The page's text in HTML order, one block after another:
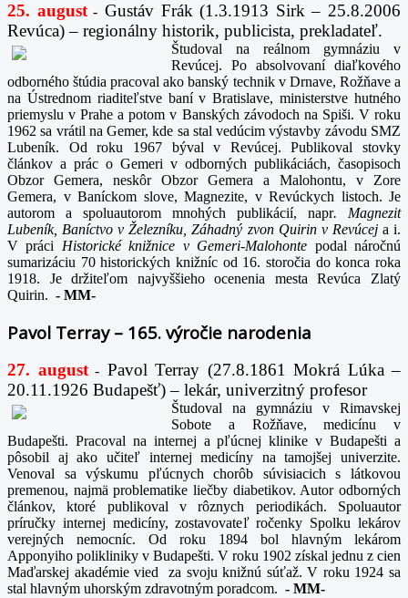
25. august- Gustáv Frák (1.3.1913 Sirk – 25.8.2006
Revúca) – regionálny historik, publicista, prekladateľ.
Študoval na reálnom gymnáziu v
Revúcej. Po absolvovaní diaľkového
odborného štúdia pracoval ako banský technik v Drnave, Rožňave a
na Ústrednom riaditeľstve baní v Bratislave, ministerstve hutného
priemyslu v Prahe a potom v Banských závodoch na Spiši. V roku
1962 sa vrátil na Gemer, kde sa stal vedúcim výstavby závodu SMZ
Lubeník. Od roku 1967 býval v Revúcej. Publikoval stovky
článkov a prác o Gemeri v odborných publikáciách, časopisoch
Obzor Gemera, neskôr Obzor Gemera a Malohontu, v Zore
Gemera, v Baníckom slove, Magnezite, v Revúckych listoch. Je
autorom a spoluautorom mnohých publikácií, napr. Magnezit
Lubeník, Baníctvo v Železníku, Záhadný zvon Quirin v Revúcej a i.
V práci Historické knižnice v Gemeri-Malohonte podal náročnú
sumarizáciu 70 historických knižníc od 16. storočia do konca roka
1918. Je držiteľom najvyššieho ocenenia mesta Revúca Zlatý
Quirin. - MM-
Pavol Terray – 165. výročie narodenia
27. august- Pavol Terray (27.8.1861 Mokrá Lúka –
20.11.1926 Budapešť) – lekár, univerzitný profesor
Študoval na gymnáziu v Rimavskej
Sobote a Rožňave, medicínu v
Budapešti. Pracoval na internej a pľúcnej klinike v Budapešti a
pôsobil aj ako učiteľ internej medicíny na tamojšej univerzite.
Venoval sa výskumu pľúcnych chorôb súvisiacich s látkovou
premenou, najmä problematike liečby diabetikov. Autor odborných
článkov, ktoré publikoval v rôznych periodikách. Spoluautor
príručky internej medicíny, zostavovateľ ročenky Spolku lekárov
verejných nemocníc. Od roku 1894 bol hlavným lekárom
Apponyiho polikliniky v Budapešti. V roku 1902 získal jednu z cien
Maďarskej akadémie vied za svoju knižnú súťaž. V roku 1924 sa
stal hlavným uhorským zdravotným poradcom. - MM-